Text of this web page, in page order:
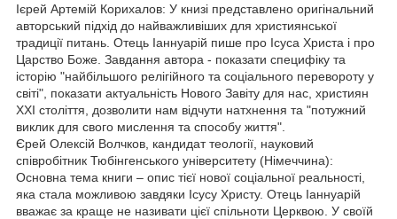
Ієрей Артемій Корихалов: У книзі представлено оригінальний
авторський підхід до найважливіших для християнської
традиції питань. Отець Іаннуарій пише про Ісуса Христа і про
Царство Боже. Завдання автора - показати специфіку та
історію "найбільшого релігійного та соціального перевороту у
світі", показати актуальність Нового Завіту для нас, християн
XXI століття, дозволити нам відчути натхнення та "потужний
виклик для свого мислення та способу життя".
Єрей Олексій Волчков, кандидат теології, науковий
співробітник Тюбінгенського університету (Німеччина):
Основна тема книги – опис тієї нової соціальної реальності,
яка стала можливою завдяки Ісусу Христу. Отець Іаннуарій
вважає за краще не називати цієї спільноти Церквою. У своїй